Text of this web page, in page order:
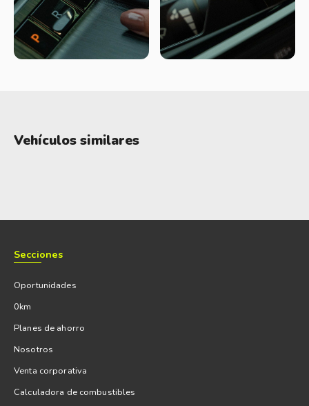
Como cierre, suma detalles premium como techo solar
panorámico, sistema de sonido BOSE® con 10 parlantes,
Vehículos similares
Secciones
Oportunidades
0km
Planes de ahorro
Nosotros
Venta corporativa
Calculadora de combustibles